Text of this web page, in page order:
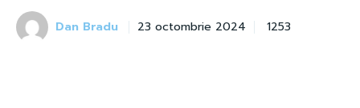
Dan Bradu 23 octombrie 2024 1253